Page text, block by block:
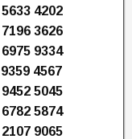
4202
3626
9334
4567
5045
5874
9065